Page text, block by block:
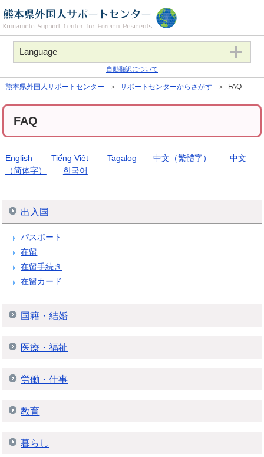
Language
自動翻訳について
熊本県外国人サポートセンター ＞サポートセンターからさがす ＞ FAQ
FAQ
English Tiếng Việt Tagalog 中文（繁體字）
中文
（简体字）
한국어
出入国
パスポート
在留
在留手続き
在留カード
国籍・結婚
医療・福祉
労働・仕事
教育
暮らし